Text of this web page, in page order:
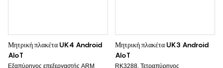
Μητρική πλακέτα UK4 Android
AIoT
Εξαπύρηνος επεξεργαστής ARM
Μητρική πλακέτα UK3 Android
AIoT
RK3288, Τετραπύρηνος